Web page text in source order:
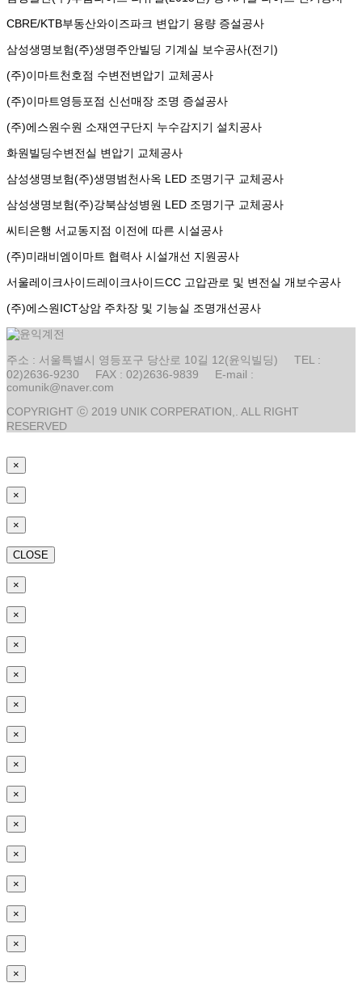
CBRE/KTB부동산와이즈파크 변압기 용량 증설공사
삼성생명보험(주)생명주안빌딩 기계실 보수공사(전기)
(주)이마트천호점 수변전변압기 교체공사
(주)이마트영등포점 신선매장 조명 증설공사
(주)에스원수원 소재연구단지 누수감지기 설치공사
화원빌딩수변전실 변압기 교체공사
삼성생명보험(주)생명범천사옥 LED 조명기구 교체공사
삼성생명보험(주)강북삼성병원 LED 조명기구 교체공사
씨티은행 서교동지점 이전에 따른 시설공사
(주)미래비엠이마트 협력사 시설개선 지원공사
서울레이크사이드레이크사이드CC 고압관로 및 변전실 개보수공사
(주)에스원ICT상암 주차장 및 기능실 조명개선공사
주소 : 서울특별시 영등포구 당산로 10길 12(윤익빌딩) TEL :
02)2636-9230 FAX : 02)2636-9839 E-mail :
comunik@naver.com
COPYRIGHT ⓒ 2019 UNIK CORPERATION,. ALL RIGHT
RESERVED
×
×
×
CLOSE
×
×
×
×
×
×
×
×
×
×
×
×
×
×